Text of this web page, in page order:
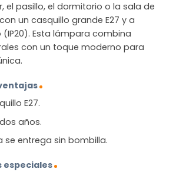
el pasillo, el dormitorio o la sala de
un casquillo grande E27 y a
Esta lámpara combina
con un toque moderno para
E27.
años.
se entrega sin bombilla.